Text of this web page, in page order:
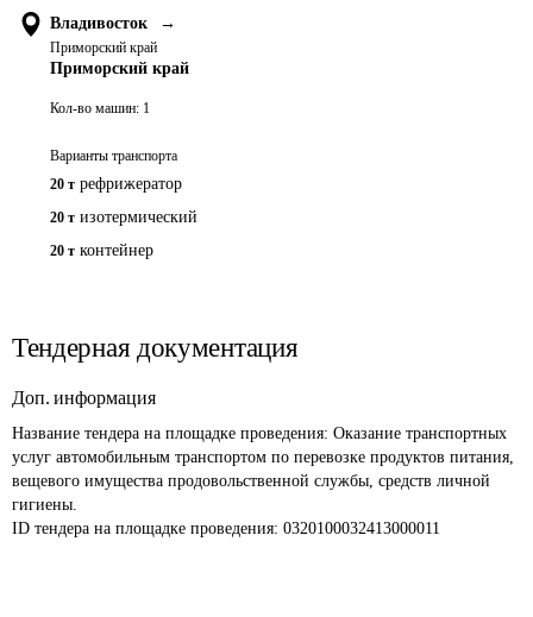
Владивосток →
Приморский край
Приморский край
Кол-во машин: 1
Варианты транспорта
20 т рефрижератор
20 т изотермический
20 т контейнер
Тендерная документация
Доп. информация
Название тендера на площадке проведения: Оказание транспортных
услуг автомобильным транспортом по перевозке продуктов питания,
вещевого имущества продовольственной службы, средств личной
гигиены.
ID тендера на площадке проведения: 0320100032413000011